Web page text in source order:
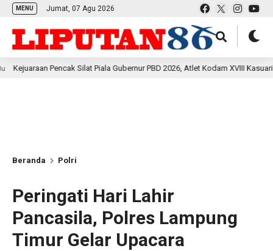
MENU Jumat, 07 Agu 2026
Silat Piala Gubernur PBD 2026, Atlet Kodam XVIII Kasuari Torehkan
Beranda Polri
Peringati Hari Lahir
Pancasila, Polres Lampung
Timur Gelar Upacara